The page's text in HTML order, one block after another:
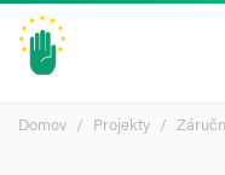
Domov Projekty